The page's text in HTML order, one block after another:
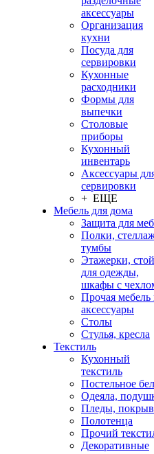
аксессуары
Организация
кухни
Посуда для
сервировки
Кухонные
расходники
Формы для
выпечки
Столовые
приборы
Кухонный
инвентарь
Аксессуары
сервировки
+ ЕЩЕ
Мебель для дома
Защита для
Полки,
тумбы
Этажерки,
для одежды,
шкафы с
Прочая мебель
аксессуары
Столы
Стулья, кресла
Текстиль
Кухонный
текстиль
Постельное
Одеяла,
Пледы,
Полотенца
Прочий
Декоративные